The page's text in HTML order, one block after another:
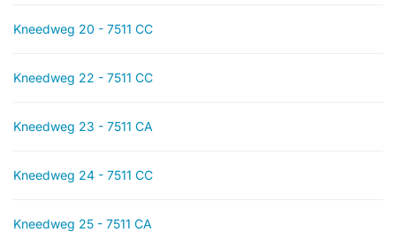
Kneedweg 20 - 7511 CC
Kneedweg 22 - 7511 CC
Kneedweg 23 - 7511 CA
Kneedweg 24 - 7511 CC
Kneedweg 25 - 7511 CA